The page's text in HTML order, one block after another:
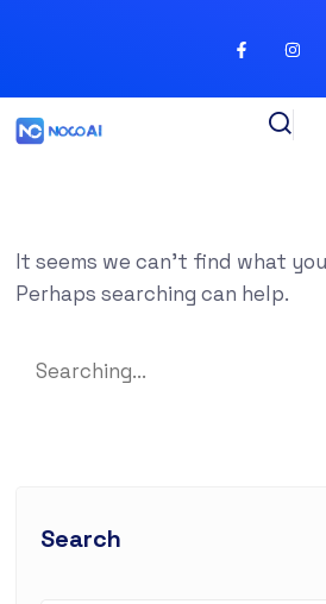
It seems we can’t find what
Perhaps searching can help.
Search